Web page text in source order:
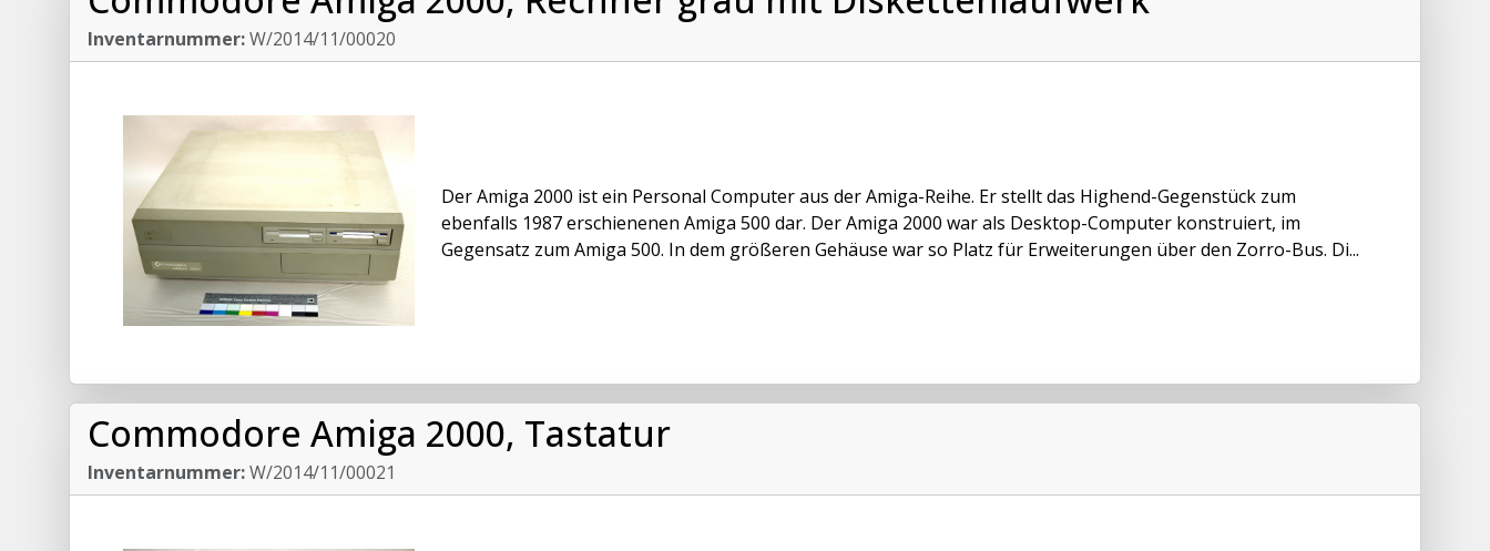
Inventarnummer:W/2014/11/00020
Der Amiga 2000 ist ein Personal Computer aus der Amiga-Reihe. Er stellt das Highend-Gegenstück zum
ebenfalls 1987 erschienenen Amiga 500 dar. Der Amiga 2000 war als Desktop-Computer konstruiert, im
Gegensatz zum Amiga 500. In dem größeren Gehäuse war so Platz für Erweiterungen über den Zorro-Bus. Di...
Commodore Amiga 2000, Tastatur
Inventarnummer:W/2014/11/00021